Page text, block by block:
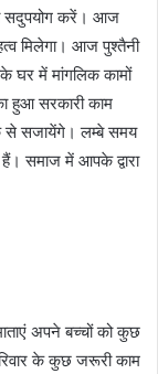
सदुपयोग करें। आज
मिलेगा। आज पुश्तैनी
में मांगलिक कामों
हुआ सरकारी काम
सजायेंगे। लम्बे समय
समाज में आपके द्वारा
अपने बच्चों को कुछ
के कुछ जरूरी काम